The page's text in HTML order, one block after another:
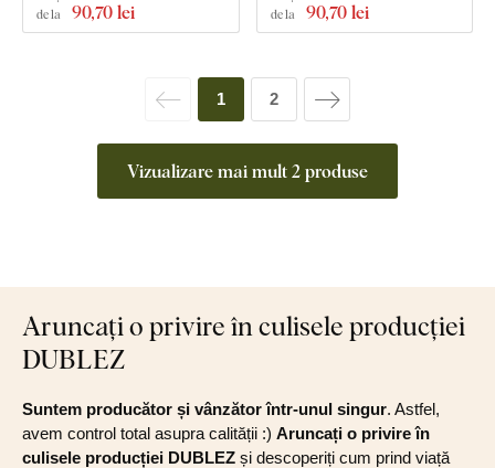
de la 90,70 lei de la 90,70 lei
Vizualizare mai mult 2 produse
1 2
Aruncați o privire în culisele producției
DUBLEZ
Suntem producător și vânzător într-unul singur. Astfel,
avem control total asupra calității :) Aruncați o privire în
culisele producției DUBLEZ și descoperiți cum prind viață